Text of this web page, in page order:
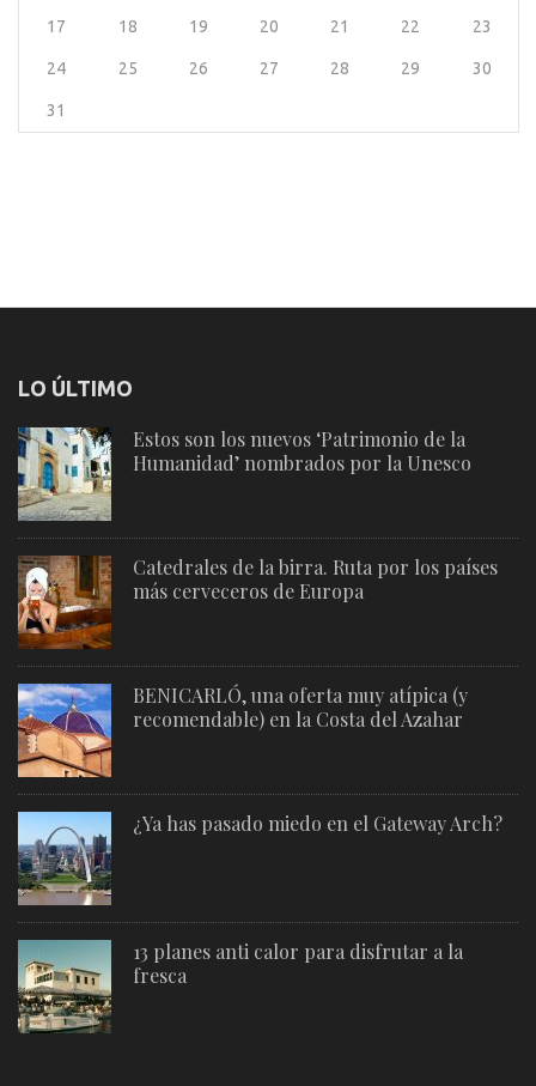
17 18 19 20 21 22 23
24 25 26 27 28 29 30
31
LO ÚLTIMO
Estos son los nuevos ‘Patrimonio de la
Humanidad’ nombrados por la Unesco
Catedrales de la birra. Ruta por los países
más cerveceros de Europa
BENICARLÓ, una oferta muy atípica (y
recomendable) en la Costa del Azahar
¿Ya has pasado miedo en el Gateway Arch?
13 planes anti calor para disfrutar a la
fresca